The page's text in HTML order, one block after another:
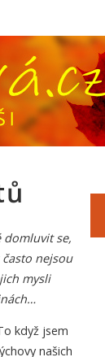
domluvit se,
nejsou
mysli
když jsem
našich